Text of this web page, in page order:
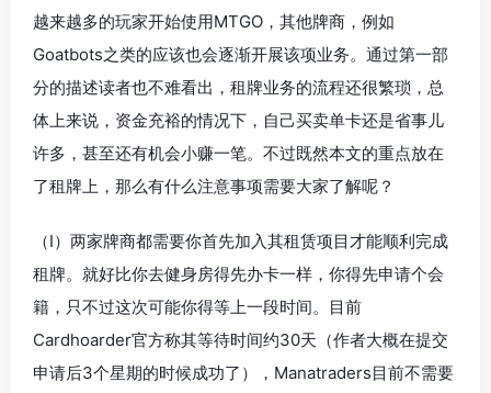
越来越多的玩家开始使用MTGO，其他牌商，例如
Goatbots之类的应该也会逐渐开展该项业务。通过第一部
分的描述读者也不难看出，租牌业务的流程还很繁琐，总
体上来说，资金充裕的情况下，自己买卖单卡还是省事儿
许多，甚至还有机会小赚一笔。不过既然本文的重点放在
了租牌上，那么有什么注意事项需要大家了解呢？
（I）两家牌商都需要你首先加入其租赁项目才能顺利完成
租牌。就好比你去健身房得先办卡一样，你得先申请个会
籍，只不过这次可能你得等上一段时间。目前
Cardhoarder官方称其等待时间约30天（作者大概在提交
申请后3个星期的时候成功了），Manatraders目前不需要